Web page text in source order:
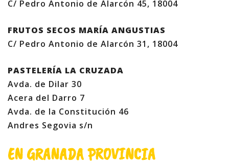
C/ Pedro Antonio de Alarcón 45, 18004
FRUTOS SECOS MARÍA ANGUSTIAS
C/ Pedro Antonio de Alarcón 31, 18004
PASTELERÍA LA CRUZADA
Avda. de Dilar 30
Acera del Darro 7
Avda. de la Constitución 46
Andres Segovia s/n
EN GRANADA PROVINCIA